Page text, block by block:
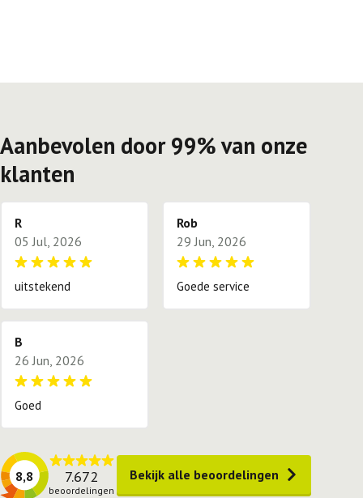
Aanbevolen door 99% van onze
klanten
R
05 Jul, 2026
uitstekend
Rob
29 Jun, 2026
Goede service
B
26 Jun, 2026
Goed
8,8 7.672
beoordelingen
Bekijk alle beoordelingen